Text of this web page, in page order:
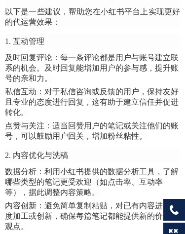
以下是一些建议，帮助您在小红书平台上实现更好
的代运营效果：
1. 互动管理
及时回复评论：每一条评论都是用户与账号建立联
系的机会。及时回复能增加用户的参与感，提升账
号的亲和力。
私信互动：对于私信咨询或反馈的用户，保持友好
且专业的态度进行回复，这有助于建立信任并促进
转化。
点赞与关注：适当回赞用户的笔记或关注他们的账
号，可以鼓励用户回关，增加粉丝粘性。
2. 内容优化与洗稿
数据分析：利用小红书提供的数据分析工具，了解
哪些类型的笔记更受欢迎（如点击率、互动率
等），据此调整内容策略。
内容创新：避免简单复制粘贴，对已有内容进行深
度加工或创新，确保每篇笔记都能提供新的价值或
观点。